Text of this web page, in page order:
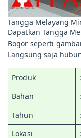
Tangga Melayang
Dapatkan Tangga
Bogor seperti
Langsung saja
Produk :
Bahan
:
Tahun
:
Lokasi
: